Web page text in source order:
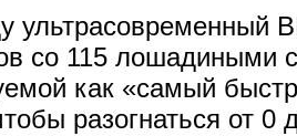
ультрасовременный
со 115
как «самый
разогнаться от 0